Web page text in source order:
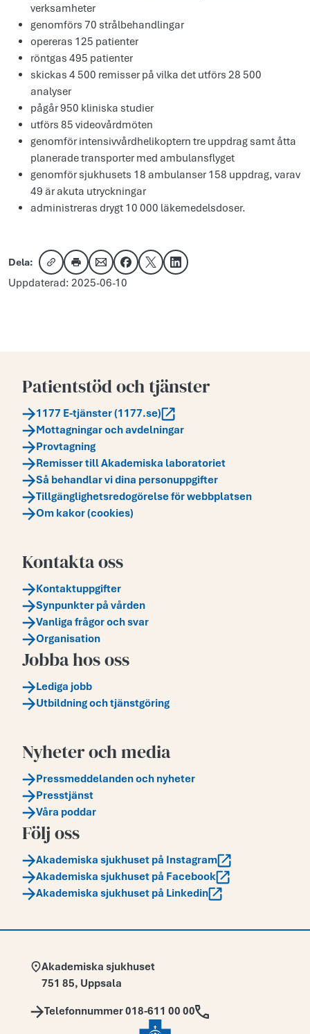
verksamheter
genomförs 70 strålbehandlingar
opereras 125 patienter
röntgas 495 patienter
skickas 4 500 remisser på vilka det utförs 28 500
analyser
pågår 950 kliniska studier
utförs 85 videovårdmöten
genomför intensivvårdhelikoptern tre uppdrag samt åtta
planerade transporter med ambulansflyget
genomför sjukhusets 18 ambulanser 158 uppdrag, varav
49 är akuta utryckningar
administreras drygt 10 000 läkemedelsdoser.
Dela:
Kopiera länk
Skriv utDela via e-post
Dela på Facebook
Dela på XDela på LinkedIn
Uppdaterad: 2025-06-10
Patientstöd och tjänster
1177 E-tjänster (1177.se)
Mottagningar och avdelningar
Provtagning
Remisser till Akademiska laboratoriet
Så behandlar vi dina personuppgifter
Tillgänglighetsredogörelse för webbplatsen
Om kakor (cookies)
Kontakta oss
Kontaktuppgifter
Synpunkter på vården
Vanliga frågor och svar
Organisation
Jobba hos oss
Lediga jobb
Utbildning och tjänstgöring
Nyheter och media
Pressmeddelanden och nyheter
Presstjänst
Våra poddar
Följ oss
Akademiska sjukhuset på Instagram
Akademiska sjukhuset på Facebook
Akademiska sjukhuset på Linkedin
Adress:
Akademiska sjukhuset
751 85, Uppsala
Telefon:
Telefonnummer 018-611 00 00